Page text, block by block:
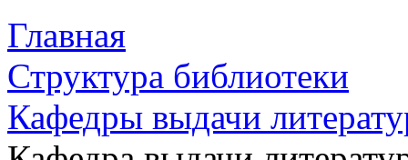
Главная
Структура библиотеки
Кафедры выдачи